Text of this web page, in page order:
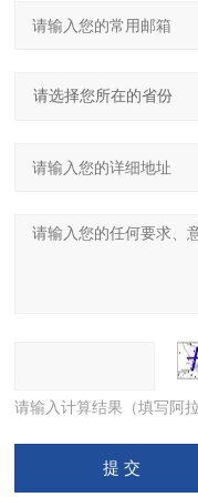
请输入计算结果（填写阿